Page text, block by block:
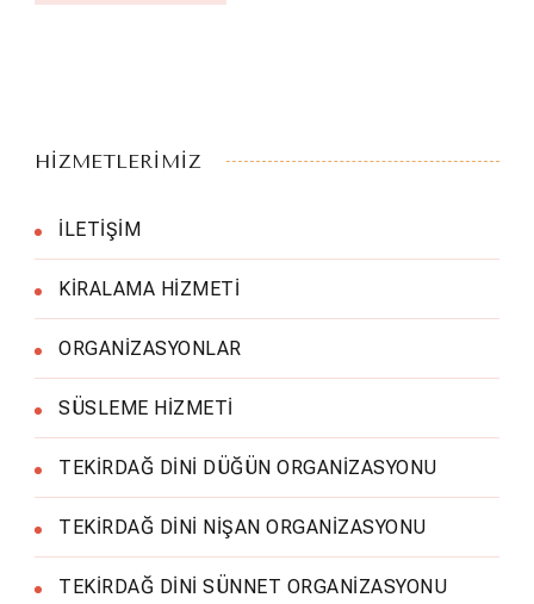
HİZMETLERİMİZ
İLETİŞİM
KİRALAMA HİZMETİ
ORGANİZASYONLAR
SÜSLEME HİZMETİ
TEKİRDAĞ DİNİ DÜĞÜN ORGANİZASYONU
TEKİRDAĞ DİNİ NİŞAN ORGANİZASYONU
TEKİRDAĞ DİNİ SÜNNET ORGANİZASYONU